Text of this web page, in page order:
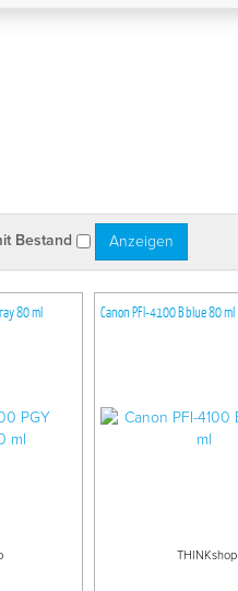
Bestand
80 ml Canon PFI-4100 B blue 80 ml
THINKshop